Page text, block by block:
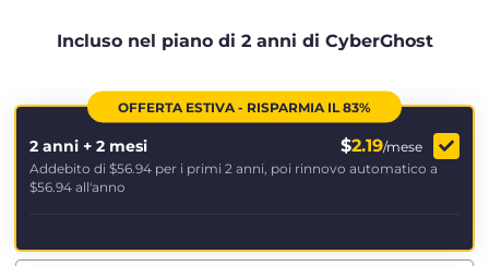
Incluso nel piano di 2 anni di CyberGhost
OFFERTA ESTIVA - RISPARMIA IL 83%
2 anni + 2 mesi $2.19/mese
Addebito di $56.94 per i primi 2 anni, poi rinnovo automatico a
$56.94 all'anno